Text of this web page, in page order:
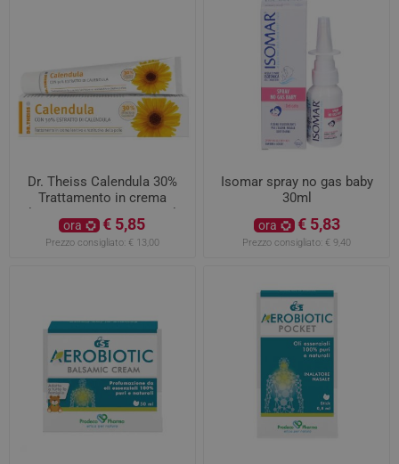
Dr. Theiss Calendula 30%
Trattamento in crema
linitivo e restitutivo 50ml
ora € 5,85
Prezzo consigliato: € 13,00
Isomar spray no gas baby
30ml
ora € 5,83
Prezzo consigliato: € 9,40